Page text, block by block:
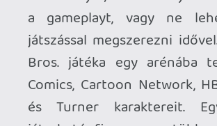
vagyunk!). A győzelmek után fejlődik is a
karakterünk, lehet mindenféle
módosítókat bepakolni idővel (jobb
gyorsaság, plusz sebzés stb), de ezek nem
olyan mértékűek, hogy eldöntenék a
meccsek kimenetelét - szóval nem pay to
win a cucc, a játékosok saját képességei